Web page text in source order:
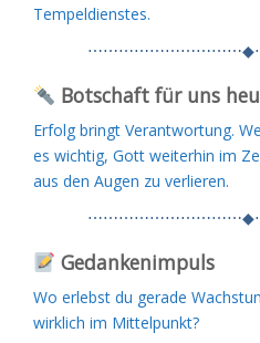
Tempeldienstes.
Botschaft für uns
Erfolg bringt Verantwortung.
es wichtig, Gott weiterhin im
aus den Augen zu verlieren.
Gedankenimpuls
Wo erlebst du gerade
wirklich im Mittelpunkt?